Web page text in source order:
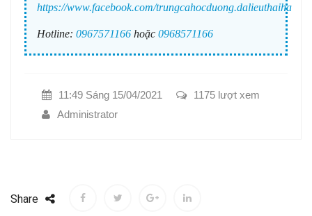
https://www.facebook.com/trungcahocduong.dalieuthaiha
Hotline: 0967571166 hoặc 0968571166
11:49 Sáng 15/04/2021
1175 lượt xem
Administrator
Share